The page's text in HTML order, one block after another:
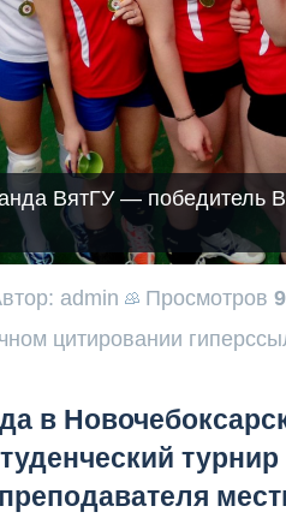
ВятГУ — победитель
admin Просмотров
цитировании
в
преподавателя